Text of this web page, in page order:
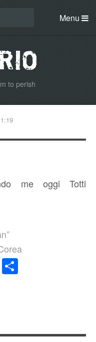
Menu
to perish
me oggi Totti
Email